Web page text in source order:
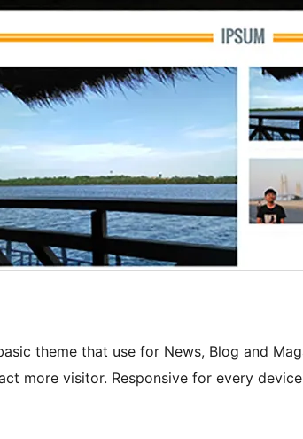
theme that use for News, Blog and
more visitor. Responsive for every